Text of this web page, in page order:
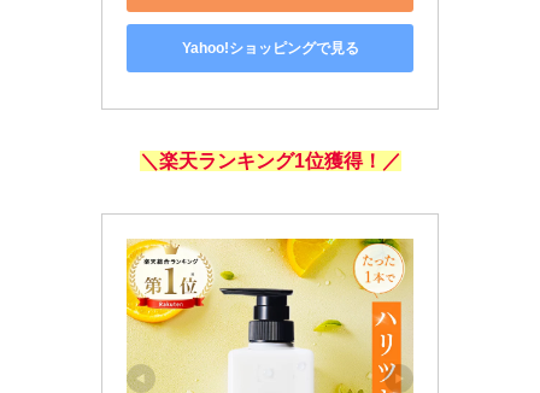
Yahoo!ショッピングで見る
＼楽天ランキング1位獲得！／